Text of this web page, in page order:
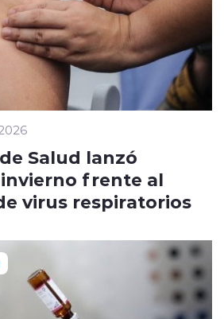
Salud lanzó
frente al
virus respiratorios